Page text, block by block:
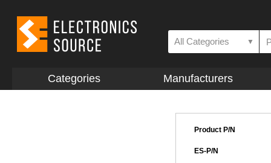
All Categories ▼
Categories Manufacturers
Product P/N
ES-P/N